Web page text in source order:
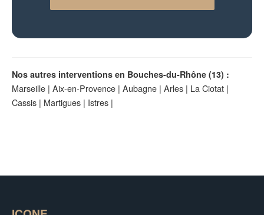
Nos autres interventions en Bouches-du-Rhône (13) :
Marseille | Aix-en-Provence | Aubagne | Arles | La Ciotat |
Cassis | Martigues | Istres |